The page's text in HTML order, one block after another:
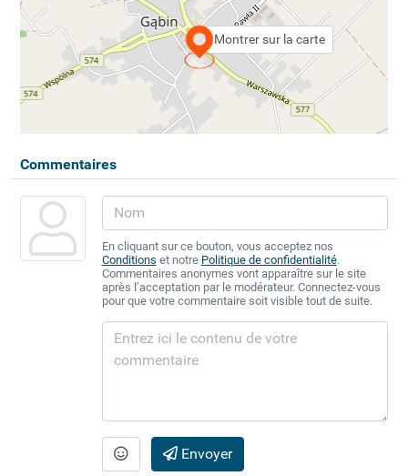
Montrer sur la carte
Commentaires
En cliquant sur ce bouton, vous acceptez nos
Conditions et notre Politique de confidentialité.
Commentaires anonymes vont apparaître sur le site
après l’acceptation par le modérateur. Connectez-vous
pour que votre commentaire soit visible tout de suite.
Envoyer